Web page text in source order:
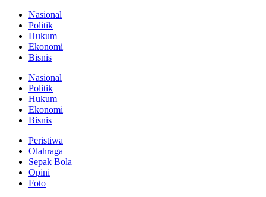
Nasional
Politik
Hukum
Ekonomi
Bisnis
Nasional
Politik
Hukum
Ekonomi
Bisnis
Peristiwa
Olahraga
Sepak Bola
Opini
Foto